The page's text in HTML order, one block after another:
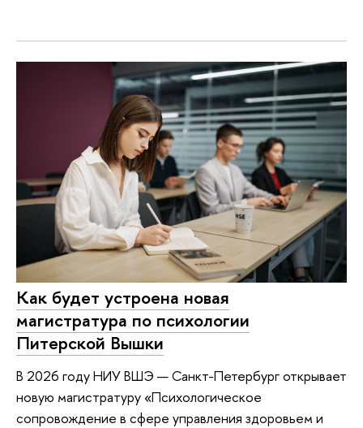
Как будет устроена новая
магистратура по психологии
Питерской Вышки
В 2026 году НИУ ВШЭ — Санкт-Петербург открывает
новую магистратуру «Психологическое
сопровождение в сфере управления здоровьем и